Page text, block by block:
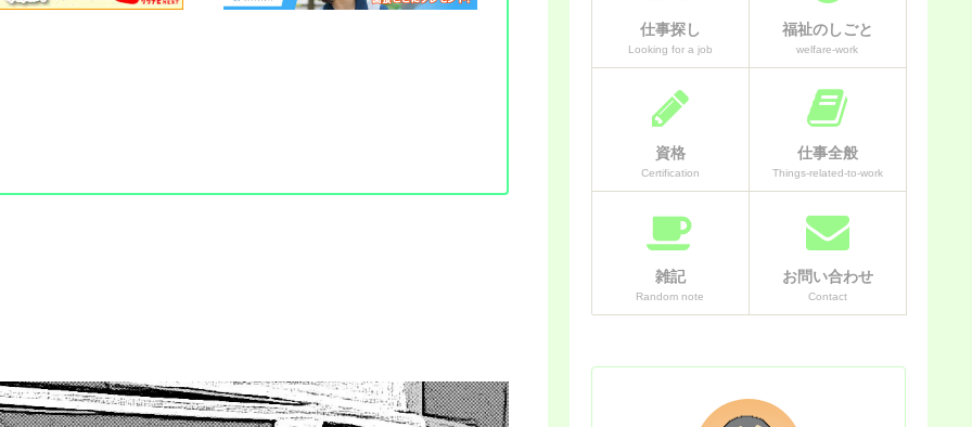
仕事探し
Looking for a job
福祉のしごと
welfare-work
資格
Certification
仕事全般
Things-related-to-work
雑記
Random note
お問い合わせ
Contact